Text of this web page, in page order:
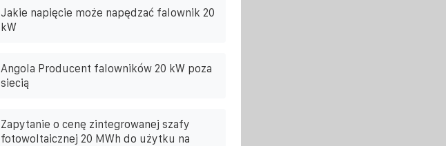
Jakie napięcie może napędzać falownik 20
kW
Angola Producent falowników 20 kW poza
siecią
Zapytanie o cenę zintegrowanej szafy
fotowoltaicznej 20 MWh do użytku na